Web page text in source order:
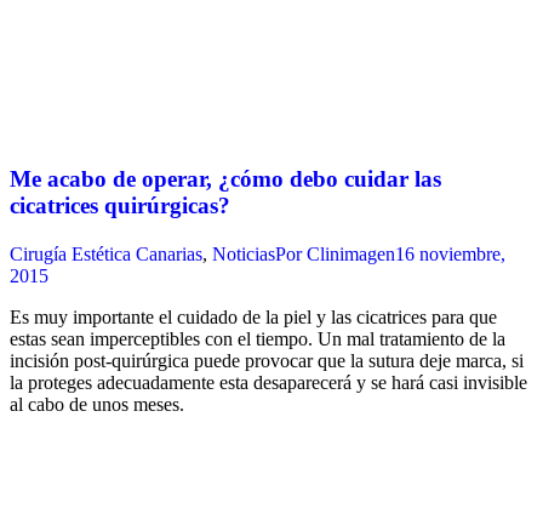
Me acabo de operar, ¿cómo debo cuidar las
cicatrices quirúrgicas?
Cirugía Estética Canarias, NoticiasPorClinimagen16 noviembre,
2015
Es muy importante el cuidado de la piel y las cicatrices para que
estas sean imperceptibles con el tiempo. Un mal tratamiento de la
incisión post-quirúrgica puede provocar que la sutura deje marca, si
la proteges adecuadamente esta desaparecerá y se hará casi invisible
al cabo de unos meses.